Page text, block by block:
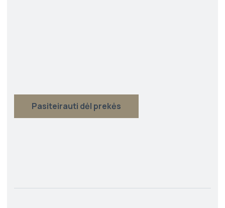
Pasiteirauti dėl prekės